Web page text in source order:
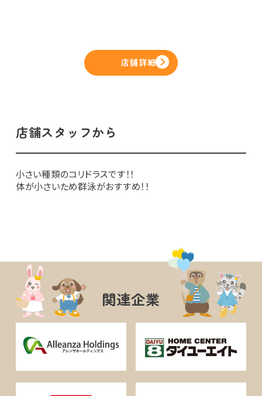
店舗詳細
店舗スタッフから
小さい種類のコリドラスです！！
体が小さいため群泳がおすすめ！！
関連企業